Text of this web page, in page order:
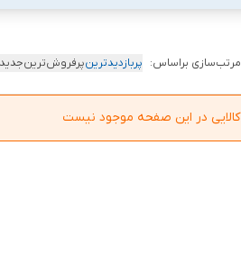
مرتب‌سازی براساس: پربازدیدترینپرفروش‌ترین
کالایی در این صفحه موجود نیست